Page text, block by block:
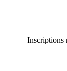
Inscriptions